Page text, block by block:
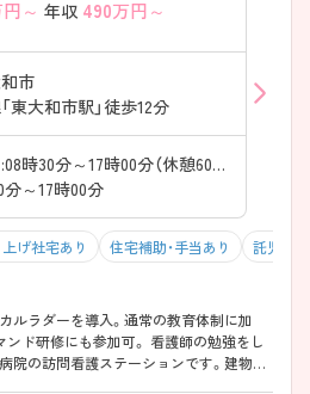
～ 年収 490万円～
市
東大和市駅」徒歩12分
就業時間１:08時30分～17時00分（休憩60分）
分～17時00分
上げ社宅あり 住宅補助・手当あり 託児所
ラダーを導入。通常の教育体制に加
ンド研修にも参加可。 看護師の勉強をし
院の訪問看護ステーションです。建物は